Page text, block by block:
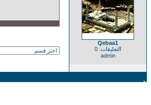
Qebaa1
التعليقات: 0
admin